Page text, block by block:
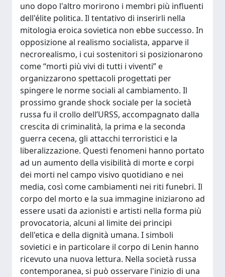
uno dopo l'altro morirono i membri più influenti
dell'élite politica. Il tentativo di inserirli nella
mitologia eroica sovietica non ebbe successo. In
opposizione al realismo socialista, apparve il
necrorealismo, i cui sostenitori si posizionarono
come “morti più vivi di tutti i viventi” e
organizzarono spettacoli progettati per
spingere le norme sociali al cambiamento. Il
prossimo grande shock sociale per la società
russa fu il crollo dell’URSS, accompagnato dalla
crescita di criminalità, la prima e la seconda
guerra cecena, gli attacchi terroristici e la
liberalizzazione. Questi fenomeni hanno portato
ad un aumento della visibilità di morte e corpi
dei morti nel campo visivo quotidiano e nei
media, così come cambiamenti nei riti funebri. Il
corpo del morto e la sua immagine iniziarono ad
essere usati da azionisti e artisti nella forma più
provocatoria, alcuni al limite dei principi
dell'etica e della dignità umana. I simboli
sovietici e in particolare il corpo di Lenin hanno
ricevuto una nuova lettura. Nella società russa
contemporanea, si può osservare l'inizio di una